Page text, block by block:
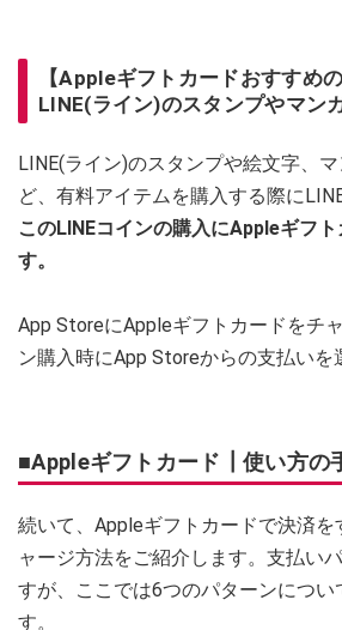
【Appleギフトカードおすすめ
LINE(ライン)のスタンプやマン
LINE(ライン)のスタンプや絵文字、
ど、有料アイテムを購入する際に
このLINEコインの購入にAppleギフ
す。
App StoreにAppleギフトカードをチ
ン購入時にApp Storeからの支払いを
■Appleギフトカード┃使い方の
続いて、Appleギフトカードで決済を
ャージ方法をご紹介します。支払い
すが、ここでは6つのパターンについ
す。